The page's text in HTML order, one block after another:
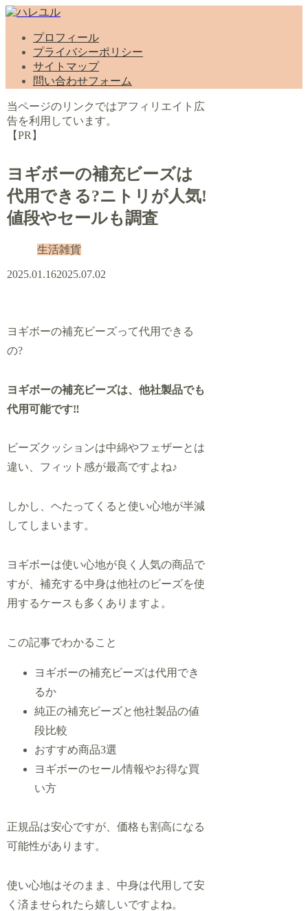
プロフィール
プライバシーポリシー
サイトマップ
問い合わせフォーム
当ページのリンクではアフィリエイト広
告を利用しています。
【PR】
ヨギボーの補充ビーズは
代用できる?ニトリが人気!
値段やセールも調査
生活雑貨
2025.01.162025.07.02
ヨギボーの補充ビーズって代用できる
の?
ヨギボーの補充ビーズは、他社製品でも
代用可能です‼
ビーズクッションは中綿やフェザーとは
違い、フィット感が最高ですよね♪
しかし、ヘたってくると使い心地が半減
してしまいます。
ヨギボーは使い心地が良く人気の商品で
すが、補充する中身は他社のビーズを使
用するケースも多くありますよ。
この記事でわかること
ヨギボーの補充ビーズは代用でき
るか
純正の補充ビーズと他社製品の値
段比較
おすすめ商品3選
ヨギボーのセール情報やお得な買
い方
正規品は安心ですが、価格も割高になる
可能性があります。
使い心地はそのまま、中身は代用して安
く済ませられたら嬉しいですよね。